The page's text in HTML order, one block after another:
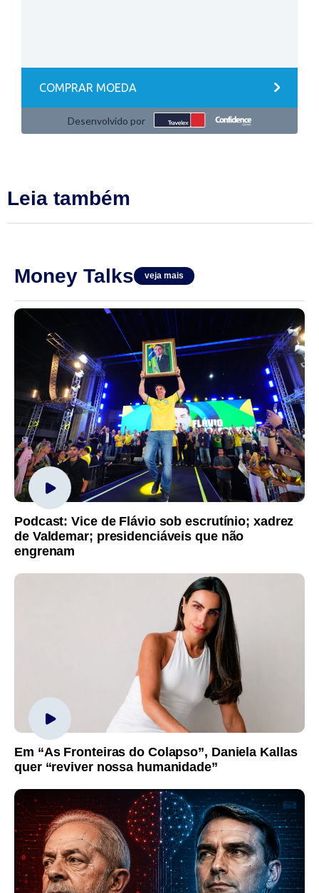
Leia também
Money Talks veja mais
Podcast: Vice de Flávio sob escrutínio; xadrez
de Valdemar; presidenciáveis que não
engrenam
Em “As Fronteiras do Colapso”, Daniela Kallas
quer “reviver nossa humanidade”